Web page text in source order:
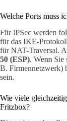
Welche Ports muss
Für IPSec werden
für das IKE-
für NAT-Traversal.
50 (ESP). Wenn
B. Firmennetzwerk)
sein.
Wie viele
Fritzbox?